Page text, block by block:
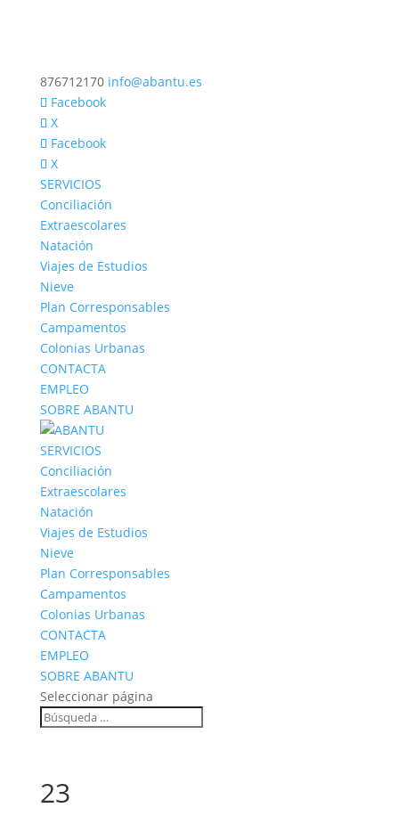
876712170 info@abantu.es
Facebook
X
Facebook
X
SERVICIOS
Conciliación
Extraescolares
Natación
Viajes de Estudios
Nieve
Plan Corresponsables
Campamentos
Colonias Urbanas
CONTACTA
EMPLEO
SOBRE ABANTU
SERVICIOS
Conciliación
Extraescolares
Natación
Viajes de Estudios
Nieve
Plan Corresponsables
Campamentos
Colonias Urbanas
CONTACTA
EMPLEO
SOBRE ABANTU
Seleccionar página
23